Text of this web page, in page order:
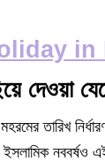
in
দেওয়া
তারিখ
নববর্ষও